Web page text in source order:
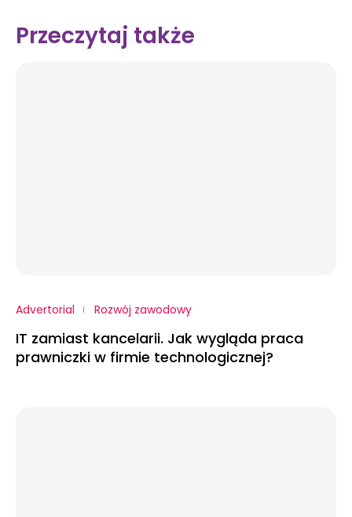
Przeczytaj także
Advertorial Rozwój zawodowy
IT zamiast kancelarii. Jak wygląda praca
prawniczki w firmie technologicznej?